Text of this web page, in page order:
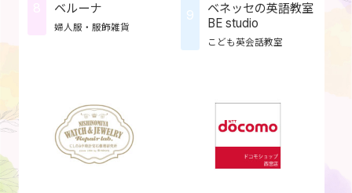
ベルーナ
婦人服・服飾雑貨
9
ベネッセの英語教室
BE studio
こども英会話教室